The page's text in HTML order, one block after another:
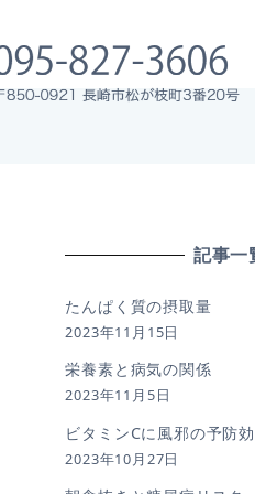
記事一
たんぱく質の摂取量
2023年11月15日
栄養素と病気の関係
2023年11月5日
ビタミンCに風邪の予防
2023年10月27日